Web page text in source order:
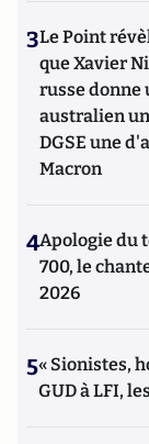
3Le Point
que Xavier
russe donne
australien
DGSE une
Macron
4Apologie du
700, le
2026
5« Sionistes,
GUD à LFI,